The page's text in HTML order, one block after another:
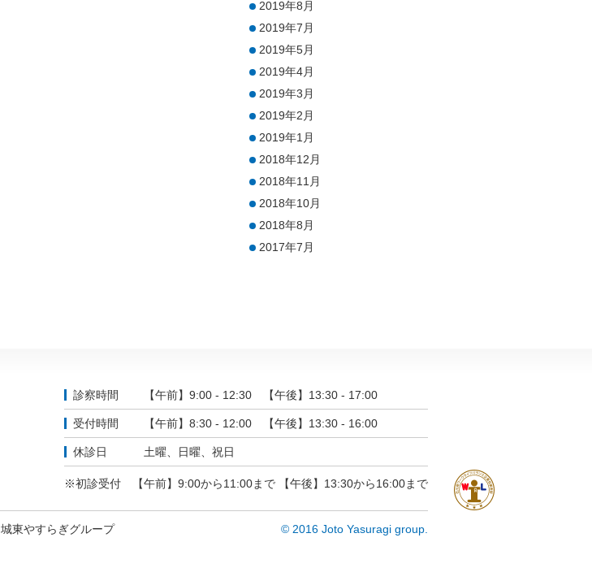
2019年8月
2019年7月
2019年5月
2019年4月
2019年3月
2019年2月
2019年1月
2018年12月
2018年11月
2018年10月
2018年8月
2017年7月
診察時間 【午前】9:00 - 12:30 【午後】13:30 - 17:00
受付時間 【午前】8:30 - 12:00 【午後】13:30 - 16:00
休診日 土曜、日曜、祝日
※初診受付 【午前】9:00から11:00まで 【午後】13:30から16:00まで
城東やすらぎグループ © 2016 Joto Yasuragi group.